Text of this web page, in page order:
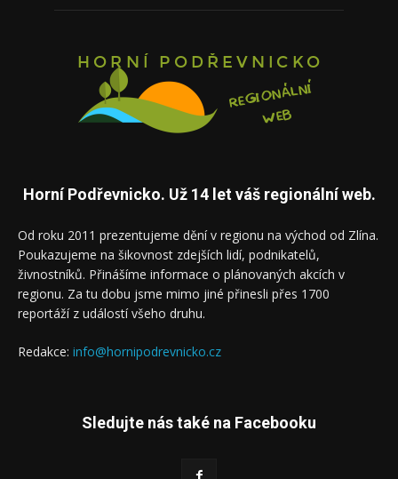
Horní Podřevnicko. Už 14 let váš regionální web.
Od roku 2011 prezentujeme dění v regionu na východ od Zlína.
Poukazujeme na šikovnost zdejších lidí, podnikatelů,
živnostníků. Přinášíme informace o plánovaných akcích v
regionu. Za tu dobu jsme mimo jiné přinesli přes 1700
reportáží z událostí všeho druhu.
Redakce: info@hornipodrevnicko.cz
Sledujte nás také na Facebooku